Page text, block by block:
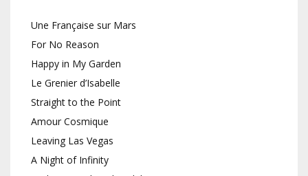
Une Française sur Mars
For No Reason
Happy in My Garden
Le Grenier d’Isabelle
Straight to the Point
Amour Cosmique
Leaving Las Vegas
A Night of Infinity